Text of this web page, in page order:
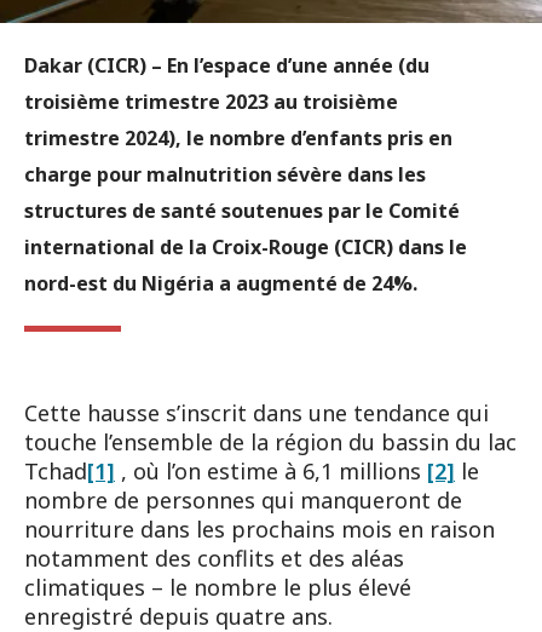
Dakar (CICR) – En l’espace d’une année (du
troisième trimestre 2023 au troisième
trimestre 2024), le nombre d’enfants pris en
charge pour malnutrition sévère dans les
structures de santé soutenues par le Comité
international de la Croix-Rouge (CICR) dans le
nord-est du Nigéria a augmenté de 24%.
Cette hausse s’inscrit dans une tendance qui
touche l’ensemble de la région du bassin du lac
Tchad[1] , où l’on estime à 6,1 millions [2] le
nombre de personnes qui manqueront de
nourriture dans les prochains mois en raison
notamment des conflits et des aléas
climatiques – le nombre le plus élevé
enregistré depuis quatre ans.